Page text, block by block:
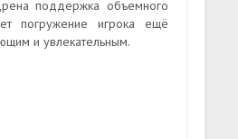
поддержка объемного
погружение игрока ещё
и увлекательным.